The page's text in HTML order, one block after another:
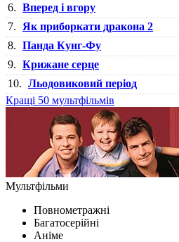
6. Вперед і вгору
7.
Як приборкати дракона 2
8. Панда Кунг-Фу
9. Крижане серце
10. Льодовиковий період
Кращі 50 мультфільмів
Мультфільми
Повнометражні
Багатосерійні
Аніме